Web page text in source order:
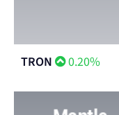
TRON 0.20%